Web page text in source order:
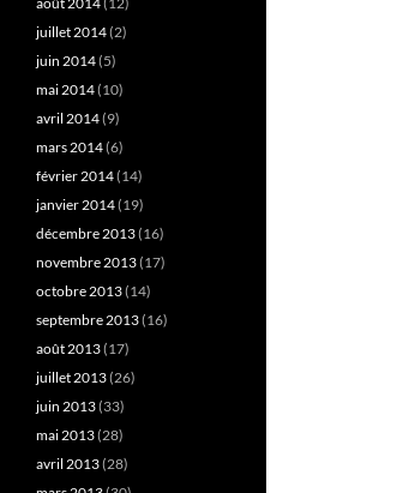
juillet 2014(2)
juin 2014(5)
mai 2014(10)
avril 2014(9)
mars 2014(6)
février 2014(14)
janvier 2014(19)
décembre 2013(16)
novembre 2013(17)
octobre 2013(14)
septembre 2013(16)
août 2013(17)
juillet 2013(26)
juin 2013(33)
mai 2013(28)
avril 2013(28)